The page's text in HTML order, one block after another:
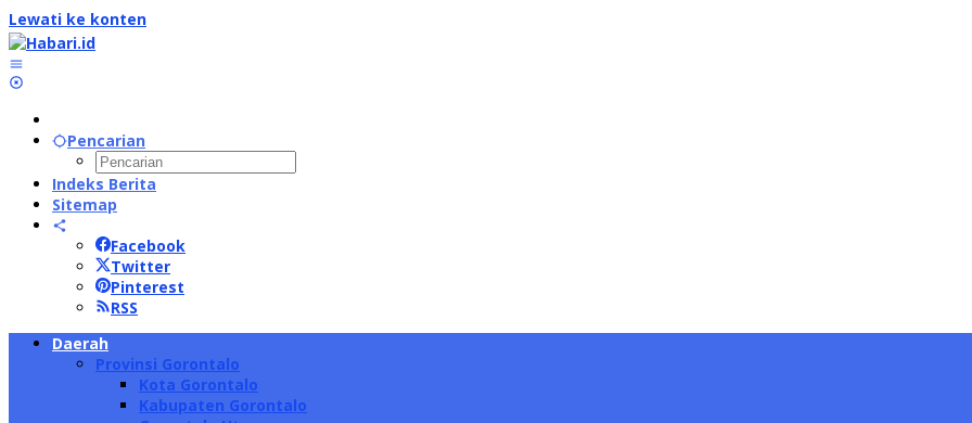
Lewati ke konten
Pencarian
Indeks Berita
Sitemap
Facebook
Twitter
Pinterest
RSS
Daerah
Provinsi Gorontalo
Kota Gorontalo
Kabupaten Gorontalo